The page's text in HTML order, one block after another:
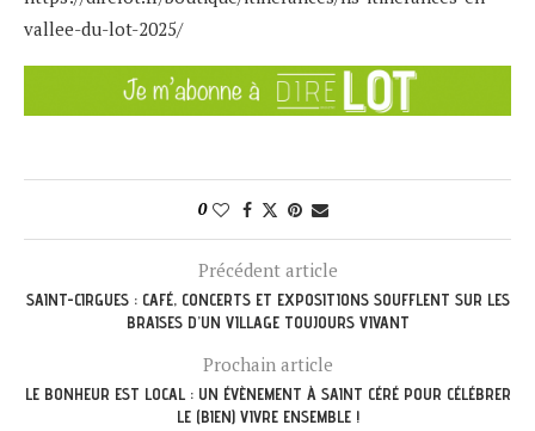
vallee-du-lot-2025/
0
Précédent article
SAINT-CIRGUES : CAFÉ, CONCERTS ET EXPOSITIONS SOUFFLENT SUR LES
BRAISES D’UN VILLAGE TOUJOURS VIVANT
Prochain article
LE BONHEUR EST LOCAL : UN ÉVÈNEMENT À SAINT CÉRÉ POUR CÉLÉBRER
LE (BIEN) VIVRE ENSEMBLE !